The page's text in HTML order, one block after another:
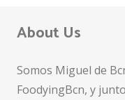
About Us
Somos Miguel de
FoodyingBcn, y